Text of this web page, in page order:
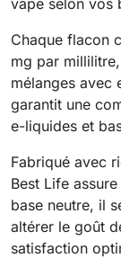
Chaque flacon
mg par
mélanges avec
garantit une
e-liquides et
Fabriqué avec
Best Life
base neutre, il
altérer le goût
satisfaction